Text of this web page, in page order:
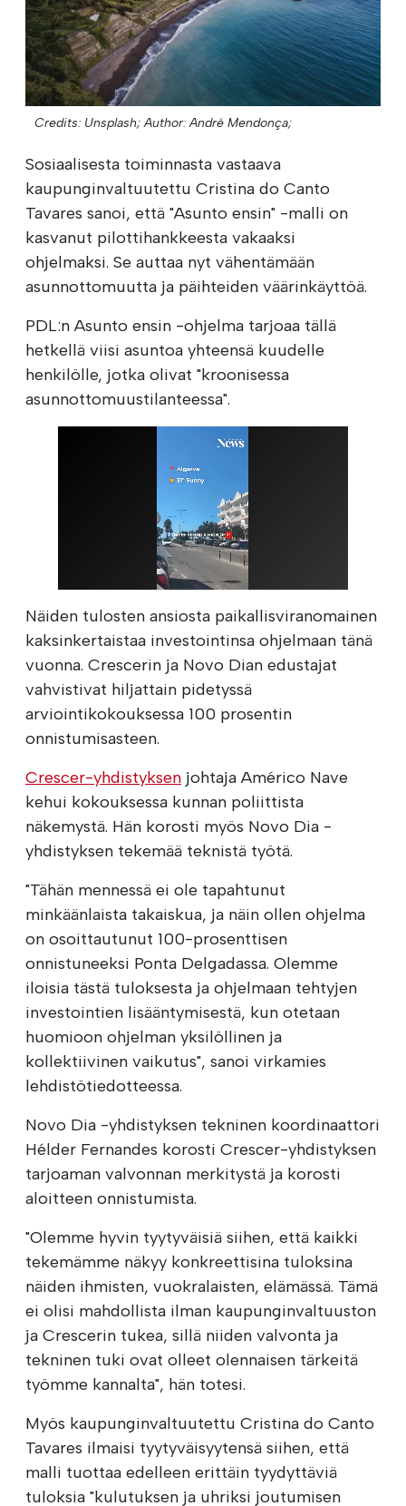
Credits: Unsplash; Author: André Mendonça;
Sosiaalisesta toiminnasta vastaava
kaupunginvaltuutettu Cristina do Canto
Tavares sanoi, että "Asunto ensin" -malli on
kasvanut pilottihankkeesta vakaaksi
ohjelmaksi. Se auttaa nyt vähentämään
asunnottomuutta ja päihteiden väärinkäyttöä.
PDL:n Asunto ensin -ohjelma tarjoaa tällä
hetkellä viisi asuntoa yhteensä kuudelle
henkilölle, jotka olivat "kroonisessa
asunnottomuustilanteessa".
Näiden tulosten ansiosta paikallisviranomainen
kaksinkertaistaa investointinsa ohjelmaan tänä
vuonna. Crescerin ja Novo Dian edustajat
vahvistivat hiljattain pidetyssä
arviointikokouksessa 100 prosentin
onnistumisasteen.
Crescer-yhdistyksen johtaja Américo Nave
kehui kokouksessa kunnan poliittista
näkemystä. Hän korosti myös Novo Dia -
yhdistyksen tekemää teknistä työtä.
"Tähän mennessä ei ole tapahtunut
minkäänlaista takaiskua, ja näin ollen ohjelma
on osoittautunut 100-prosenttisen
onnistuneeksi Ponta Delgadassa. Olemme
iloisia tästä tuloksesta ja ohjelmaan tehtyjen
investointien lisääntymisestä, kun otetaan
huomioon ohjelman yksilöllinen ja
kollektiivinen vaikutus", sanoi virkamies
lehdistötiedotteessa.
Novo Dia -yhdistyksen tekninen koordinaattori
Hélder Fernandes korosti Crescer-yhdistyksen
tarjoaman valvonnan merkitystä ja korosti
aloitteen onnistumista.
"Olemme hyvin tyytyväisiä siihen, että kaikki
tekemämme näkyy konkreettisina tuloksina
näiden ihmisten, vuokralaisten, elämässä. Tämä
ei olisi mahdollista ilman kaupunginvaltuuston
ja Crescerin tukea, sillä niiden valvonta ja
tekninen tuki ovat olleet olennaisen tärkeitä
työmme kannalta", hän totesi.
Myös kaupunginvaltuutettu Cristina do Canto
Tavares ilmaisi tyytyväisyytensä siihen, että
malli tuottaa edelleen erittäin tyydyttäviä
tuloksia "kulutuksen ja uhriksi joutumisen